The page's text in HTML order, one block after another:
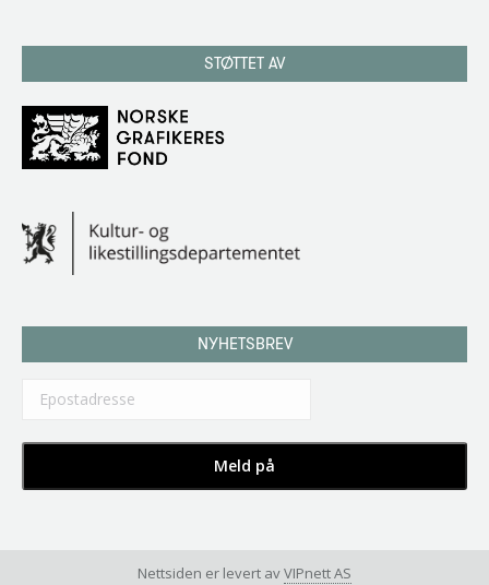
STØTTET AV
NYHETSBREV
Nettsiden er levert avVIPnett AS